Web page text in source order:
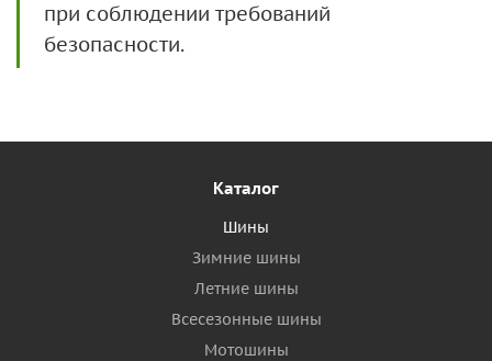
при соблюдении требований
безопасности.
Каталог
Шины
Зимние шины
Летние шины
Всесезонные шины
Мотошины